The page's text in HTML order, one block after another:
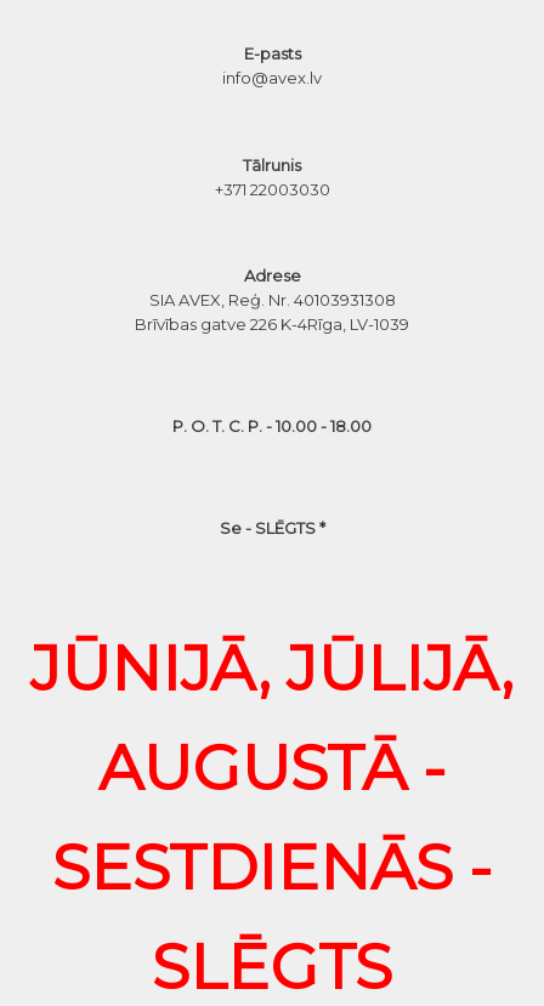
E-pasts
info@avex.lv
Tālrunis
+371 22003030
Adrese
SIA AVEX, Reģ. Nr. 40103931308
Brīvības gatve 226 K-4Rīga, LV-1039
P. O. T. C. P. - 10.00 - 18.00
Se - SLĒGTS *
JŪNIJĀ, JŪLIJĀ,
AUGUSTĀ -
SESTDIENĀS -
SLĒGTS